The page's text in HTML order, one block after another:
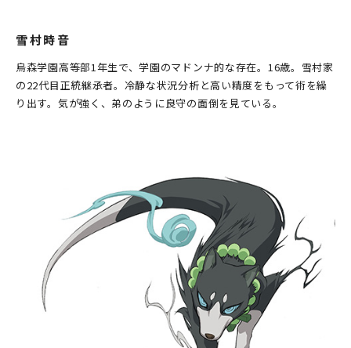
雪村時音
烏森学園高等部1年生で、学園のマドンナ的な存在。16歳。雪村家
の22代目正統継承者。冷静な状況分析と高い精度をもって術を繰
り出す。気が強く、弟のように良守の面倒を見ている。